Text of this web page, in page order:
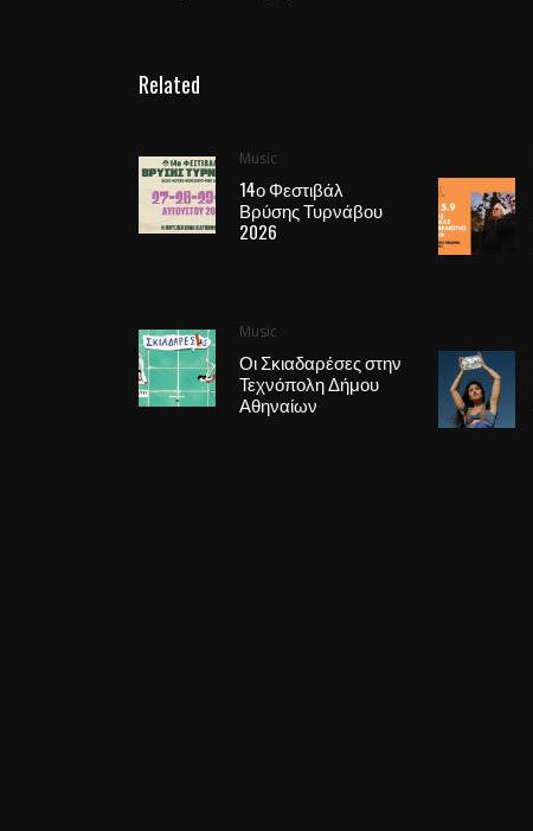
Related
Music
14ο Φεστιβάλ
Βρύσης Τυρνάβου
2026
Music
Οι Σκιαδαρέσες στην
Τεχνόπολη Δήμου
Αθηναίων